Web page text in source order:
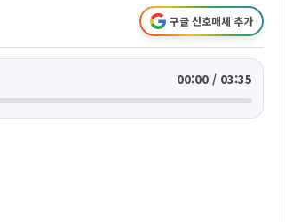
구글 선호매체 추가
00:00 / 03:35